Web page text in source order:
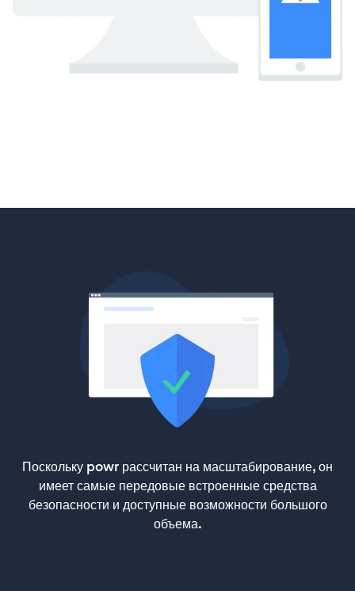
Поскольку powr рассчитан на масштабирование, он
имеет самые передовые встроенные средства
безопасности и доступные возможности большого
объема.